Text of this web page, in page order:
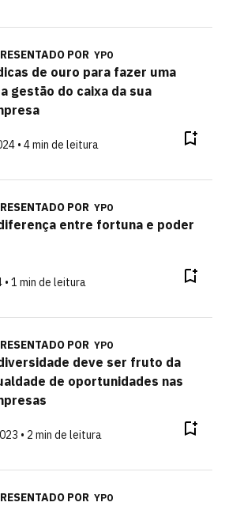
POR YPO
de ouro para fazer uma
gestão do caixa da sua
• 4 min de leitura
POR YPO
entre fortuna e poder
1 min de leitura
POR YPO
deve ser fruto da
de oportunidades nas
• 2 min de leitura
POR YPO